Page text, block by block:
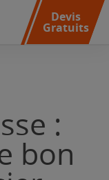
Devis
Gratuits
:
bon